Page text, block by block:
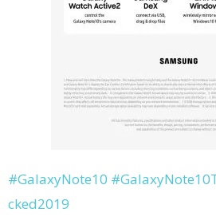
#GalaxyNote10 #
cked2019